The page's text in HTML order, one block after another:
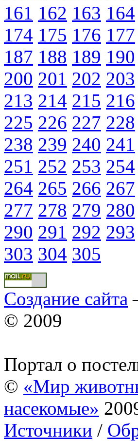
161 162 163 164
174 175 176 177
187 188 189 190
200 201 202 203
213 214 215 216
225 226 227 228
238 239 240 241
251 252 253 254
264 265 266 267
277 278 279 280
290 291 292 293
303 304 305
Создание сайта
© 2009
Портал о
© «Мир
насекомые»
Источники /